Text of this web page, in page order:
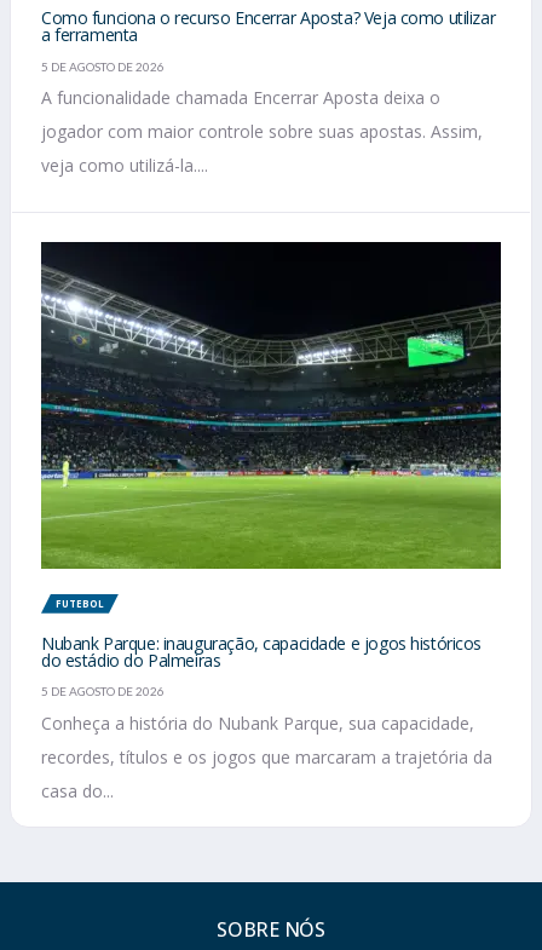
Como funciona o recurso Encerrar Aposta? Veja como utilizar
a ferramenta
5 DE AGOSTO DE 2026
A funcionalidade chamada Encerrar Aposta deixa o
jogador com maior controle sobre suas apostas. Assim,
veja como utilizá-la....
FUTEBOL
Nubank Parque: inauguração, capacidade e jogos históricos
do estádio do Palmeiras
5 DE AGOSTO DE 2026
Conheça a história do Nubank Parque, sua capacidade,
recordes, títulos e os jogos que marcaram a trajetória da
casa do...
SOBRE NÓS